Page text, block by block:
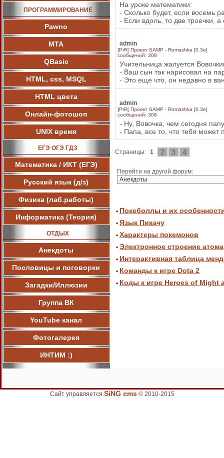
ПРОГРАММИРОВАНИЕ
Pawnо
МТА
QBasic
HTML, css, MSQL
HTML цвета
Онлайн-фотошоп
UNIX время
ЕГЭ ОГЭ ГДЗ
Математика / ИКТ (ЕГЭ)
Русский язык (д/з)
Физика (лаб.работы)
Информатика (Теория)
ОТДЫХ
Анекдоты
Пословицы и поговорки
Загадки/Иллюзии
Группа ВК
YouTube канал
Фотогалерея
ИНТИМ :)
На уроке математики:
- Сколько будет, если восемь
- Если вдоль, то две троечки,
admin
]PrR[ Проект SAMP - Romashka [0.3e]
сообщений: 308
Учительница жалуется
- Ваш сын так нарисовал на
- Это еще что, он недавно в
admin
]PrR[ Проект SAMP - Romashka [0.3e]
сообщений: 308
- Ну, Вовочка, чем сегодня
- Папа, все то, что тебя
Страницы: 1 2 3 4
Перейти на другой форум:
• Покеболлы и их
• Язык Пикачу
• Характеры покемонов
• Электронное строение атома
• Интерактивная таблица
• Команды к игре Dota 2
• Коды к игре Heroes of Might
Сайт управляется SiNG cms© 2010-2015